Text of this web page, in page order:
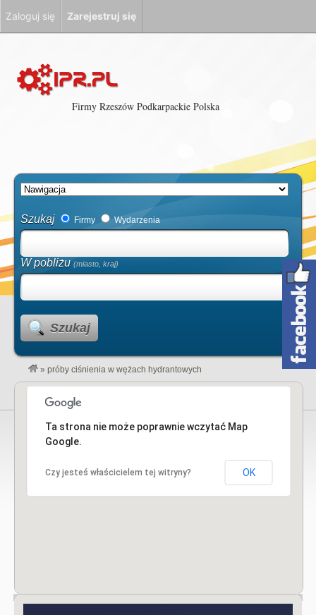
Firmy Rzeszów Podkarpackie Polska
Szukaj Firmy Wydarzenia
W pobliżu (miasto, kraj)
Szukaj
» próby ciśnienia w wężach hydrantowych
Ta strona nie może poprawnie wczytać Map
Google.
Czy jesteś właścicielem tej witryny? OK
Zaloguj się Zarejestruj się